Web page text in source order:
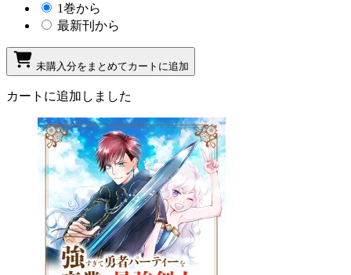
1巻から
最新刊から
未購入分をまとめてカートに追加
カートに追加しました